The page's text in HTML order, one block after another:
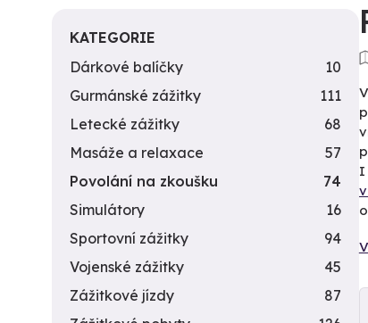
I
KATEGORIE
Dárkové balíčky
10
Gurmánské zážitky
111
Letecké zážitky
68
Masáže a relaxace
57
Povolání na zkoušku
74
Simulátory
16
Sportovní zážitky
94
Vojenské zážitky
45
Zážitkové jízdy
87